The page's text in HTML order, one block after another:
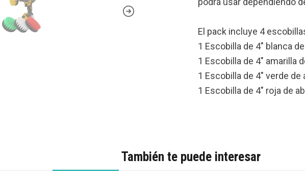
El pack incluye 4
1 Escobilla de 4" blanca
1 Escobilla de 4" amarilla
1 Escobilla de 4" verde de
1 Escobilla de 4" roja de
También te puede interesar